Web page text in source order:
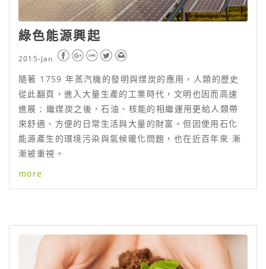
綠色能源興起
2015-Jan
隨著 1759 年蒸汽機的發明與煤炭的應用，人類的歷史
從此翻頁，進入大量生產的工業時代，文明也因而高速
進展 ; 繼煤炭之後，石油、核能的相繼運用更給人類帶
來舒適、方便的日常生活與大量的財富。但因使用石化
能源產生的環境污染與氣候暖化問題，也在近百年來 漸
漸被重視。
more